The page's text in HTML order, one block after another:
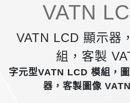
VATN
VATN LCD 顯示器
組，客製
字元型VATN LCD 模組，
器，客製圖像